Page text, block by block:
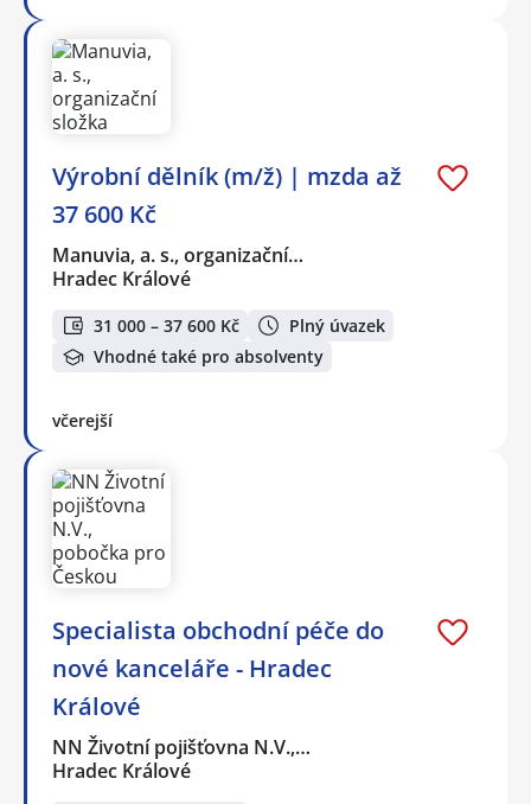
Výrobní dělník (m/ž) | mzda až
37 600 Kč
Manuvia, a. s., organizační…
Hradec Králové
31 000 – 37 600 Kč
Plný úvazek
Vhodné také pro absolventy
včerejší
Specialista obchodní péče do
nové kanceláře - Hradec
Králové
NN Životní pojišťovna N.V.,…
Hradec Králové